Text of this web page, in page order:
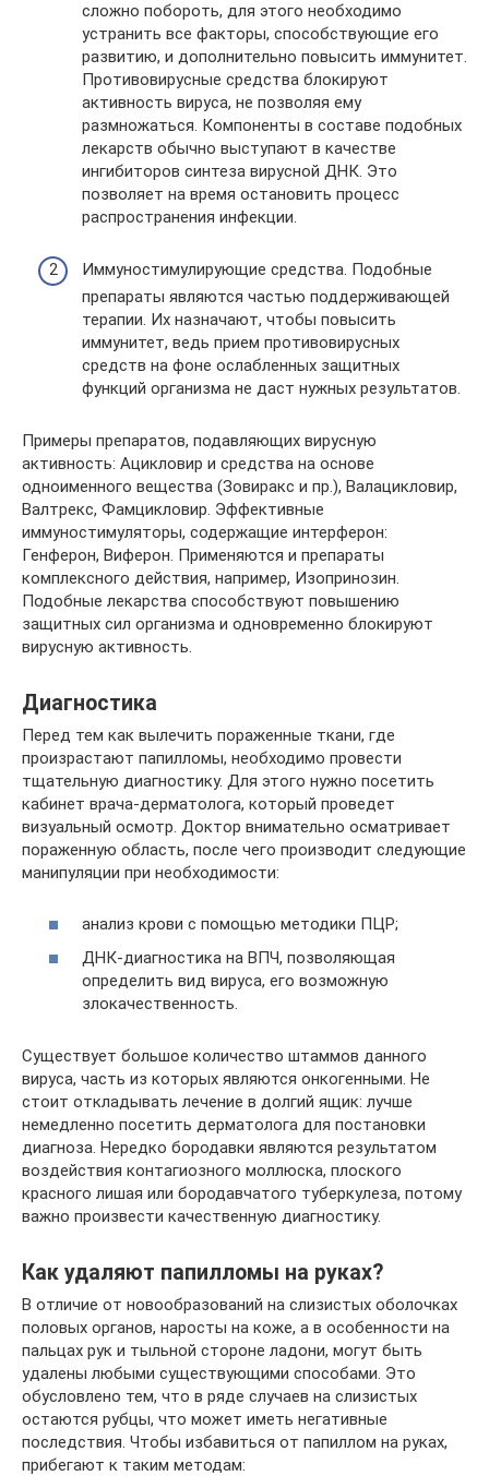
сложно побороть, для этого необходимо
устранить все факторы, способствующие его
развитию, и дополнительно повысить иммунитет.
Противовирусные средства блокируют
активность вируса, не позволяя ему
размножаться. Компоненты в составе подобных
лекарств обычно выступают в качестве
ингибиторов синтеза вирусной ДНК. Это
позволяет на время остановить процесс
распространения инфекции.
Иммуностимулирующие средства. Подобные
препараты являются частью поддерживающей
терапии. Их назначают, чтобы повысить
иммунитет, ведь прием противовирусных
средств на фоне ослабленных защитных
функций организма не даст нужных результатов.
Примеры препаратов, подавляющих вирусную
активность: Ацикловир и средства на основе
одноименного вещества (Зовиракс и пр.), Валацикловир,
Валтрекс, Фамцикловир. Эффективные
иммуностимуляторы, содержащие интерферон:
Генферон, Виферон. Применяются и препараты
комплексного действия, например, Изопринозин.
Подобные лекарства способствуют повышению
защитных сил организма и одновременно блокируют
вирусную активность.
Диагностика
Перед тем как вылечить пораженные ткани, где
произрастают папилломы, необходимо провести
тщательную диагностику. Для этого нужно посетить
кабинет врача-дерматолога, который проведет
визуальный осмотр. Доктор внимательно осматривает
пораженную область, после чего производит следующие
манипуляции при необходимости:
анализ крови с помощью методики ПЦР;
ДНК-диагностика на ВПЧ, позволяющая
определить вид вируса, его возможную
злокачественность.
Существует большое количество штаммов данного
вируса, часть из которых являются онкогенными. Не
стоит откладывать лечение в долгий ящик: лучше
немедленно посетить дерматолога для постановки
диагноза. Нередко бородавки являются результатом
воздействия контагиозного моллюска, плоского
красного лишая или бородавчатого туберкулеза, потому
важно произвести качественную диагностику.
Как удаляют папилломы на руках?
В отличие от новообразований на слизистых оболочках
половых органов, наросты на коже, а в особенности на
пальцах рук и тыльной стороне ладони, могут быть
удалены любыми существующими способами. Это
обусловлено тем, что в ряде случаев на слизистых
остаются рубцы, что может иметь негативные
последствия. Чтобы избавиться от папиллом на руках,
прибегают к таким методам: